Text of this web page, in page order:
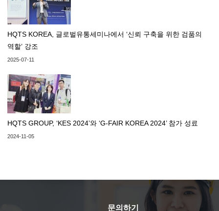
HQTS KOREA, 글로벌유통세미나에서 ‘신뢰 구축을 위한 검품의
역할’ 강조
2025-07-11
HQTS GROUP, ‘KES 2024’와 ‘G-FAIR KOREA 2024’ 참가 성료
2024-11-05
문의하기